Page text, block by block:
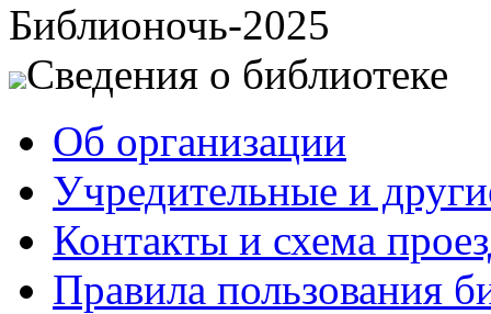
Библионочь-2025
Сведения о библиотеке
Об организации
Учредительные и
Контакты и схема
Правила пользования